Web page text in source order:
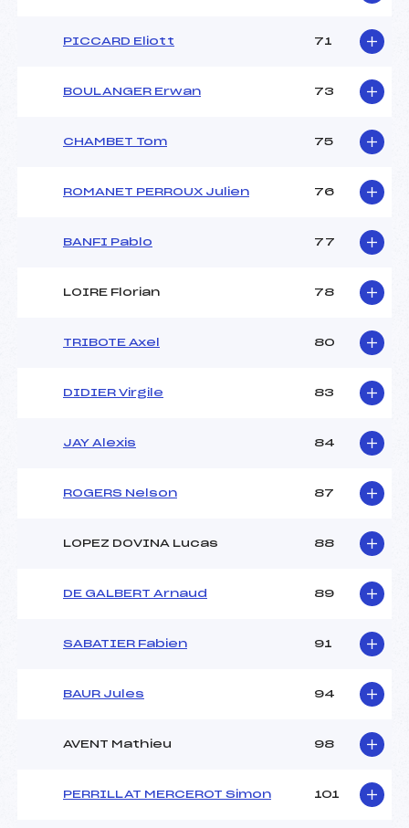
PICCARD Eliott 71
BOULANGER Erwan 73
CHAMBET Tom 75
ROMANET PERROUX Julien 76
BANFI Pablo 77
LOIRE Florian 78
TRIBOTE Axel 80
DIDIER Virgile 83
JAY Alexis 84
ROGERS Nelson 87
LOPEZ DOVINA Lucas 88
DE GALBERT Arnaud 89
SABATIER Fabien 91
BAUR Jules 94
AVENT Mathieu 98
PERRILLAT MERCEROT Simon 101